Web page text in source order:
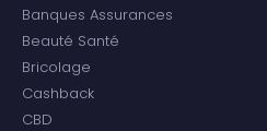
Banques Assurances
Beauté Santé
Bricolage
Cashback
CBD